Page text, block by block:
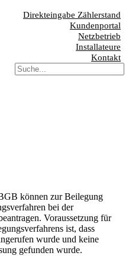
Direkteingabe Zählerstand
Kundenportal
Netzbetrieb
Installateure
Kontakt
können zur Beilegung
bei der
Voraussetzung für
ist, dass
wurde und keine
gefunden wurde.